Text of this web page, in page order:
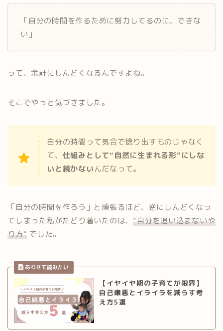
「自分の時間を作るために努力してるのに、できな
い」
って、余計にしんどくなるんですよね。
そこでやっと気づきました。
自分の時間って気合で捻り出すものじゃなく
て、 仕組みとして“自然に生まれる形”にしな
いと続かないんだなって。
「自分の時間を作ろう」と頑張るほど、逆にしんどくなっ
てしまった私がたどり着いたのは、“自分を追い込まないや
り方” でした。
【イヤイヤ期の子育てが限界】
自己嫌悪とイライラを減らす考
え方5選